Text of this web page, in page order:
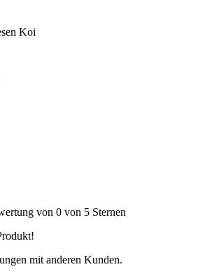
Koi
von 0 von 5 Sternen
mit anderen Kunden.